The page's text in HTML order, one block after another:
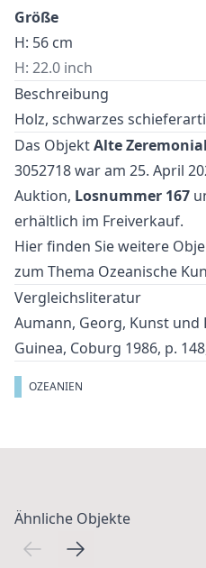
Größe
H: 56 cm
H: 22.0 inch
Beschreibung
Holz, schwarzes
Das ObjektAlte
3052718 war am 25. April
Auktion, Losnummer 167
erhältlich im Freiverkauf.
Hier finden Sie weitere
zum Thema Ozeanische
Vergleichsliteratur
Aumann, Georg, Kunst
Guinea, Coburg 1986, p.
OZEANIEN
Ähnliche Objekte